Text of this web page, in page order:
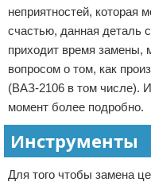
Отказ от
неприятностей, которая
счастью, данная деталь
приходит время замены,
вопросом о том, как
(ВАЗ-2106 в том числе).
момент более подробно.
Инструменты
Для того чтобы замена